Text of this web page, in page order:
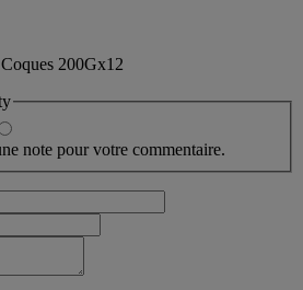
200Gx12
note pour votre commentaire.